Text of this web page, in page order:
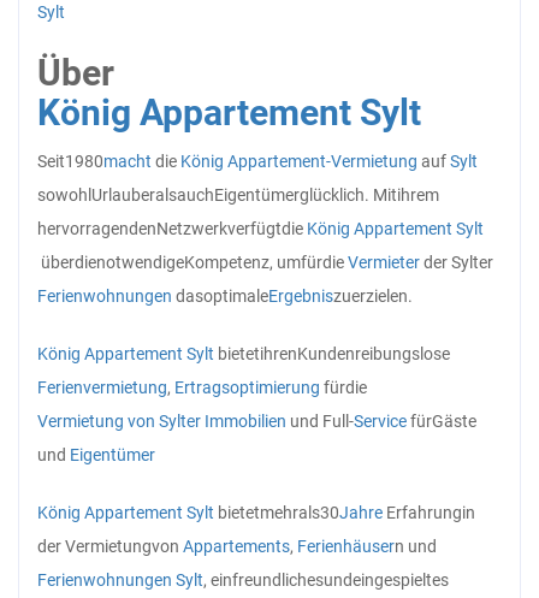
Sylt
Über
König Appartement Sylt
Seit1980macht die König Appartement-Vermietung aufSylt
sowohl UrlauberalsauchEigentümerglücklich. Mitihrem
hervorragendenNetzwerkverfügtdie König Appartement Sylt
überdienotwendigeKompetenz, umfürdieVermieterder Sylter
Ferienwohnungen dasoptimaleErgebniszuerzielen.
König Appartement Sylt bietetihrenKundenreibungslose
Ferienvermietung, Ertragsoptimierung fürdie
Vermietung von Sylter Immobilien und Full-ServicefürGäste
und Eigentümer
König Appartement Sylt bietetmehrals30Jahre Erfahrungin
der Vermietungvon Appartements, Ferienhäusern und
Ferienwohnungen Sylt, einfreundlichesundeingespieltes